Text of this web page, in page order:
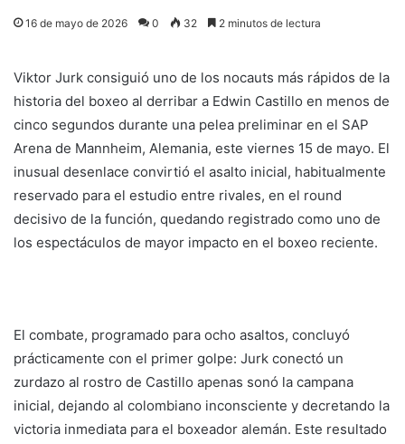
16 de mayo de 2026 0 32 2 minutos de lectura
Viktor Jurk consiguió uno de los nocauts más rápidos de la
historia del boxeo al derribar a Edwin Castillo en menos de
cinco segundos durante una pelea preliminar en el SAP
Arena de Mannheim, Alemania, este viernes 15 de mayo. El
inusual desenlace convirtió el asalto inicial, habitualmente
reservado para el estudio entre rivales, en el round
decisivo de la función, quedando registrado como uno de
los espectáculos de mayor impacto en el boxeo reciente.
El combate, programado para ocho asaltos, concluyó
prácticamente con el primer golpe: Jurk conectó un
zurdazo al rostro de Castillo apenas sonó la campana
inicial, dejando al colombiano inconsciente y decretando la
victoria inmediata para el boxeador alemán. Este resultado